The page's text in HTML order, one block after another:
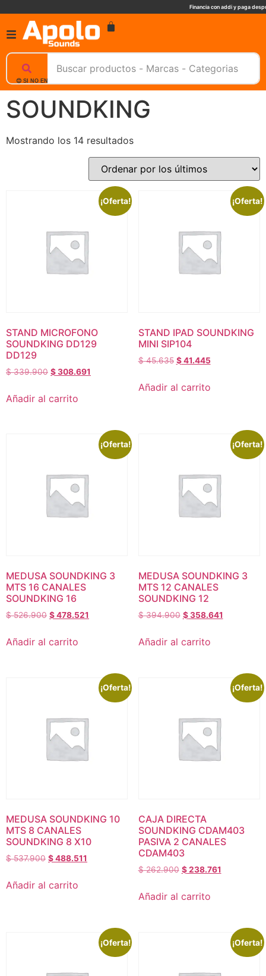
Financia con addi y paga
😊 SI NO ENCUENTRAS UN PRODUCTO, NOSOTROS TE AYUDAMOS, ESCRIBENOS. 📲
SOUNDKING
Mostrando los 14 resultados
¡Oferta!
STAND MICROFONO
SOUNDKING DD129
DD129
$339.900 $308.691
Añadir al carrito
¡Oferta!
STAND IPAD SOUNDKING
MINI SIP104
$45.635 $41.445
Añadir al carrito
¡Oferta!
MEDUSA SOUNDKING 3
MTS 16 CANALES
SOUNDKING 16
$526.900 $478.521
Añadir al carrito
¡Oferta!
MEDUSA SOUNDKING 3
MTS 12 CANALES
SOUNDKING 12
$394.900 $358.641
Añadir al carrito
¡Oferta!
MEDUSA SOUNDKING 10
MTS 8 CANALES
SOUNDKING 8 X10
$537.900 $488.511
Añadir al carrito
¡Oferta!
CAJA DIRECTA
SOUNDKING CDAM403
PASIVA 2 CANALES
CDAM403
$262.900 $238.761
Añadir al carrito
¡Oferta! ¡Oferta!